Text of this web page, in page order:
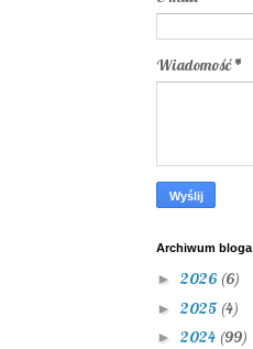
Wiadomość*
Archiwum bloga
► 2026 (6)
► 2025 (4)
► 2024 (99)